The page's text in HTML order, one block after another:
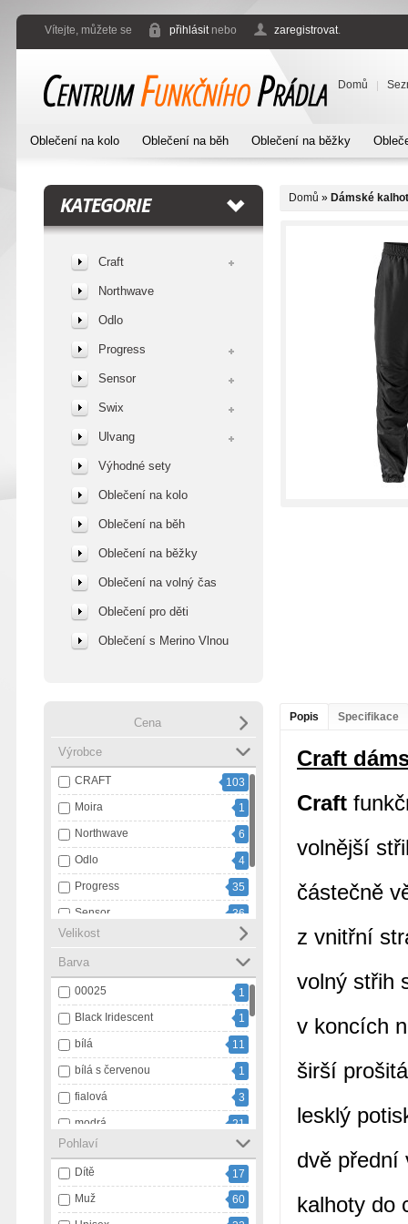
Vítejte, můžete se přihlásitnebo zaregistrovat.
Domů
Oblečení na kolo Oblečení na běh Oblečení na běžky
KATEGORIE
Craft
Northwave
Odlo
Progress
Sensor
Swix
Ulvang
Výhodné sety
Oblečení na kolo
Oblečení na běh
Oblečení na běžky
Oblečení na volný čas
Oblečení pro děti
Oblečení s Merino Vlnou
Cena
Výrobce
CRAFT
103
Moira
1
Northwave
6
Odlo
4
Progress
35
Sensor
36
Swix
20
Ulvang
1
Velikost
Barva
00025
1
Black Iridescent
1
bílá
11
bílá s červenou
1
fialová
3
modrá
21
modrá s bílou
1
námořnický pruh
3
oranžová
9
Pohlaví
Dítě
17
Muž
60
Domů » Dámské
Popis Specifikace
Craft
Craft
volnější
částečně
z vnitřní
volný střih
v koncích
širší
lesklý
dvě přední
kalhoty do